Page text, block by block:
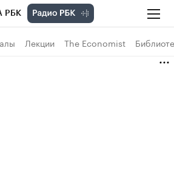
РБК
Лекции The Economist